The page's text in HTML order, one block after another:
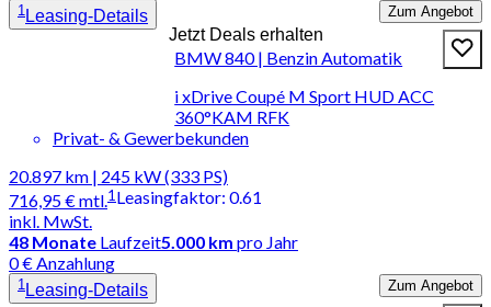
Jetzt Deals erhalten
1 Leasing-Details Zum Angebot
BMW 840 | Benzin Automatik
i xDrive Coupé M Sport HUD ACC
360°KAM RFK
Privat- & Gewerbekunden
20.897 km | 245 kW (333 PS)
716,95 €mtl.1
inkl. MwSt.
Leasingfaktor: 0.61
48 Monate Laufzeit5.000 km pro Jahr
0 € Anzahlung
1 Leasing-Details Zum Angebot